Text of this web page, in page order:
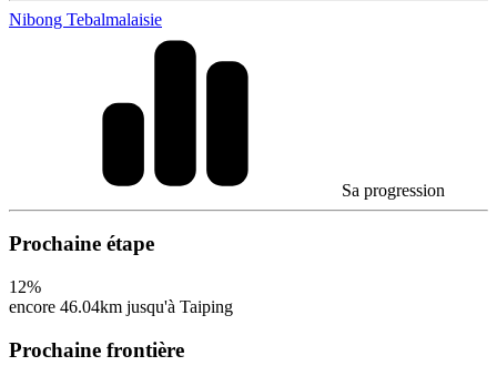
Nibong Tebalmalaisie
Sa progression
Prochaine étape
12%
encore 46.04km jusqu'à Taiping
Prochaine frontière